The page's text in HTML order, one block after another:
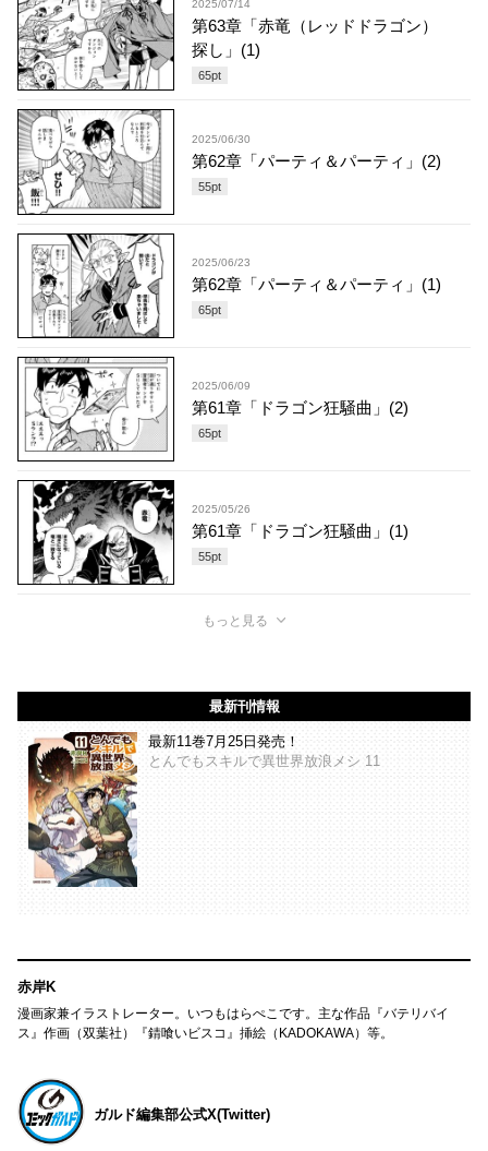
2025/07/14
第63章「赤竜（レッドドラゴン）
探し」(1)
65pt
2025/06/30
第62章「パーティ＆パーティ」(2)
55pt
2025/06/23
第62章「パーティ＆パーティ」(1)
65pt
2025/06/09
第61章「ドラゴン狂騒曲」(2)
65pt
2025/05/26
第61章「ドラゴン狂騒曲」(1)
55pt
もっと見る
最新刊情報
最新11巻7月25日発売！
とんでもスキルで異世界放浪メシ 11
赤岸K
漫画家兼イラストレーター。いつもはらぺこです。主な作品『バテリバイ
ス』作画（双葉社）『錆喰いビスコ』挿絵（KADOKAWA）等。
ガルド編集部公式X(Twitter)